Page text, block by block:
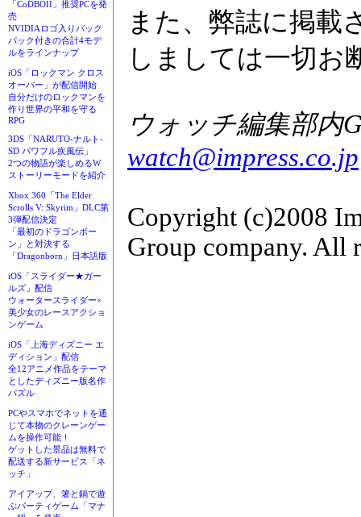
「CoDBOII」推奨PCを発
売
NVIDIAロゴ入りバック
パック付きの合計4モデ
ルをラインナップ
iOS「ロックマン クロス
オーバー」が配信開始
自分だけのロックマンを
作り世界の平和を守る
RPG
3DS「NARUTO-ナルト-
SD パワフル疾風伝」
2つの物語が楽しめるW
ストーリーモードを紹介
Xbox 360「The Elder
Scrolls V: Skyrim」DLC第
3弾配信決定
「最初のドラゴンボー
ン」と対決する
「Dragonborn」日本語版
iOS「スライダー★ガー
ルズ」配信
ウォータースライダー×
美少女のレースアクショ
ンゲーム
iOS「上海ディズニー エ
ディション」配信
全12アニメ作品をテーマ
としたディズニー版名作
パズル
PCやスマホでネットを通
じて本物のクレーンゲー
ムを操作可能！
ゲットした景品は無料で
配送する新サービス「ネ
ッチ」
アイアップ、箸と鍋で遊
ぶパーティゲーム「マナ
また、弊誌に掲載
しましては一切お
ウォッチ編集部内
watch@impress.co.jp
Copyright (c)2008
Group company. All